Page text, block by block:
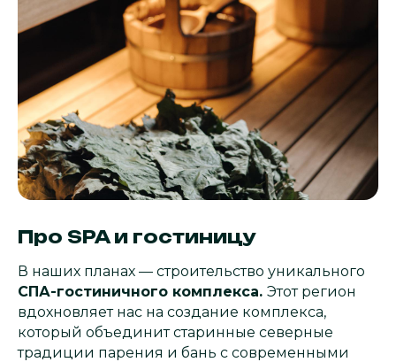
Про SPA и гостиницу
В наших планах — строительство уникального
СПА-гостиничного комплекса. Этот регион
вдохновляет нас на создание комплекса,
который объединит старинные северные
традиции парения и бань с современными